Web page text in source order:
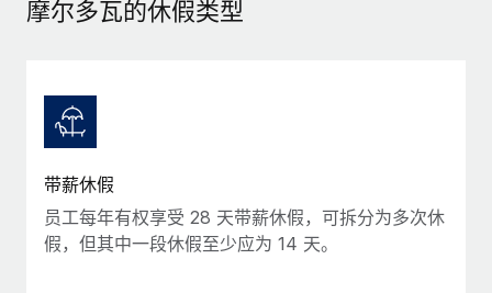
借助核心业务工具简化流程
咨询专家
获得全球人力资源与合规方面的专家帮助
背景调查
简化候选人筛选流程
集成与人工智能自动化咨询
活动
薪金与人才洞察
洞察中心
获得支持
查看全部资源
摩尔多瓦的休假类型
带薪休假
员工每年有权享受 28 天带薪休假，可拆分为多次休
假，但其中一段休假至少应为 14 天。